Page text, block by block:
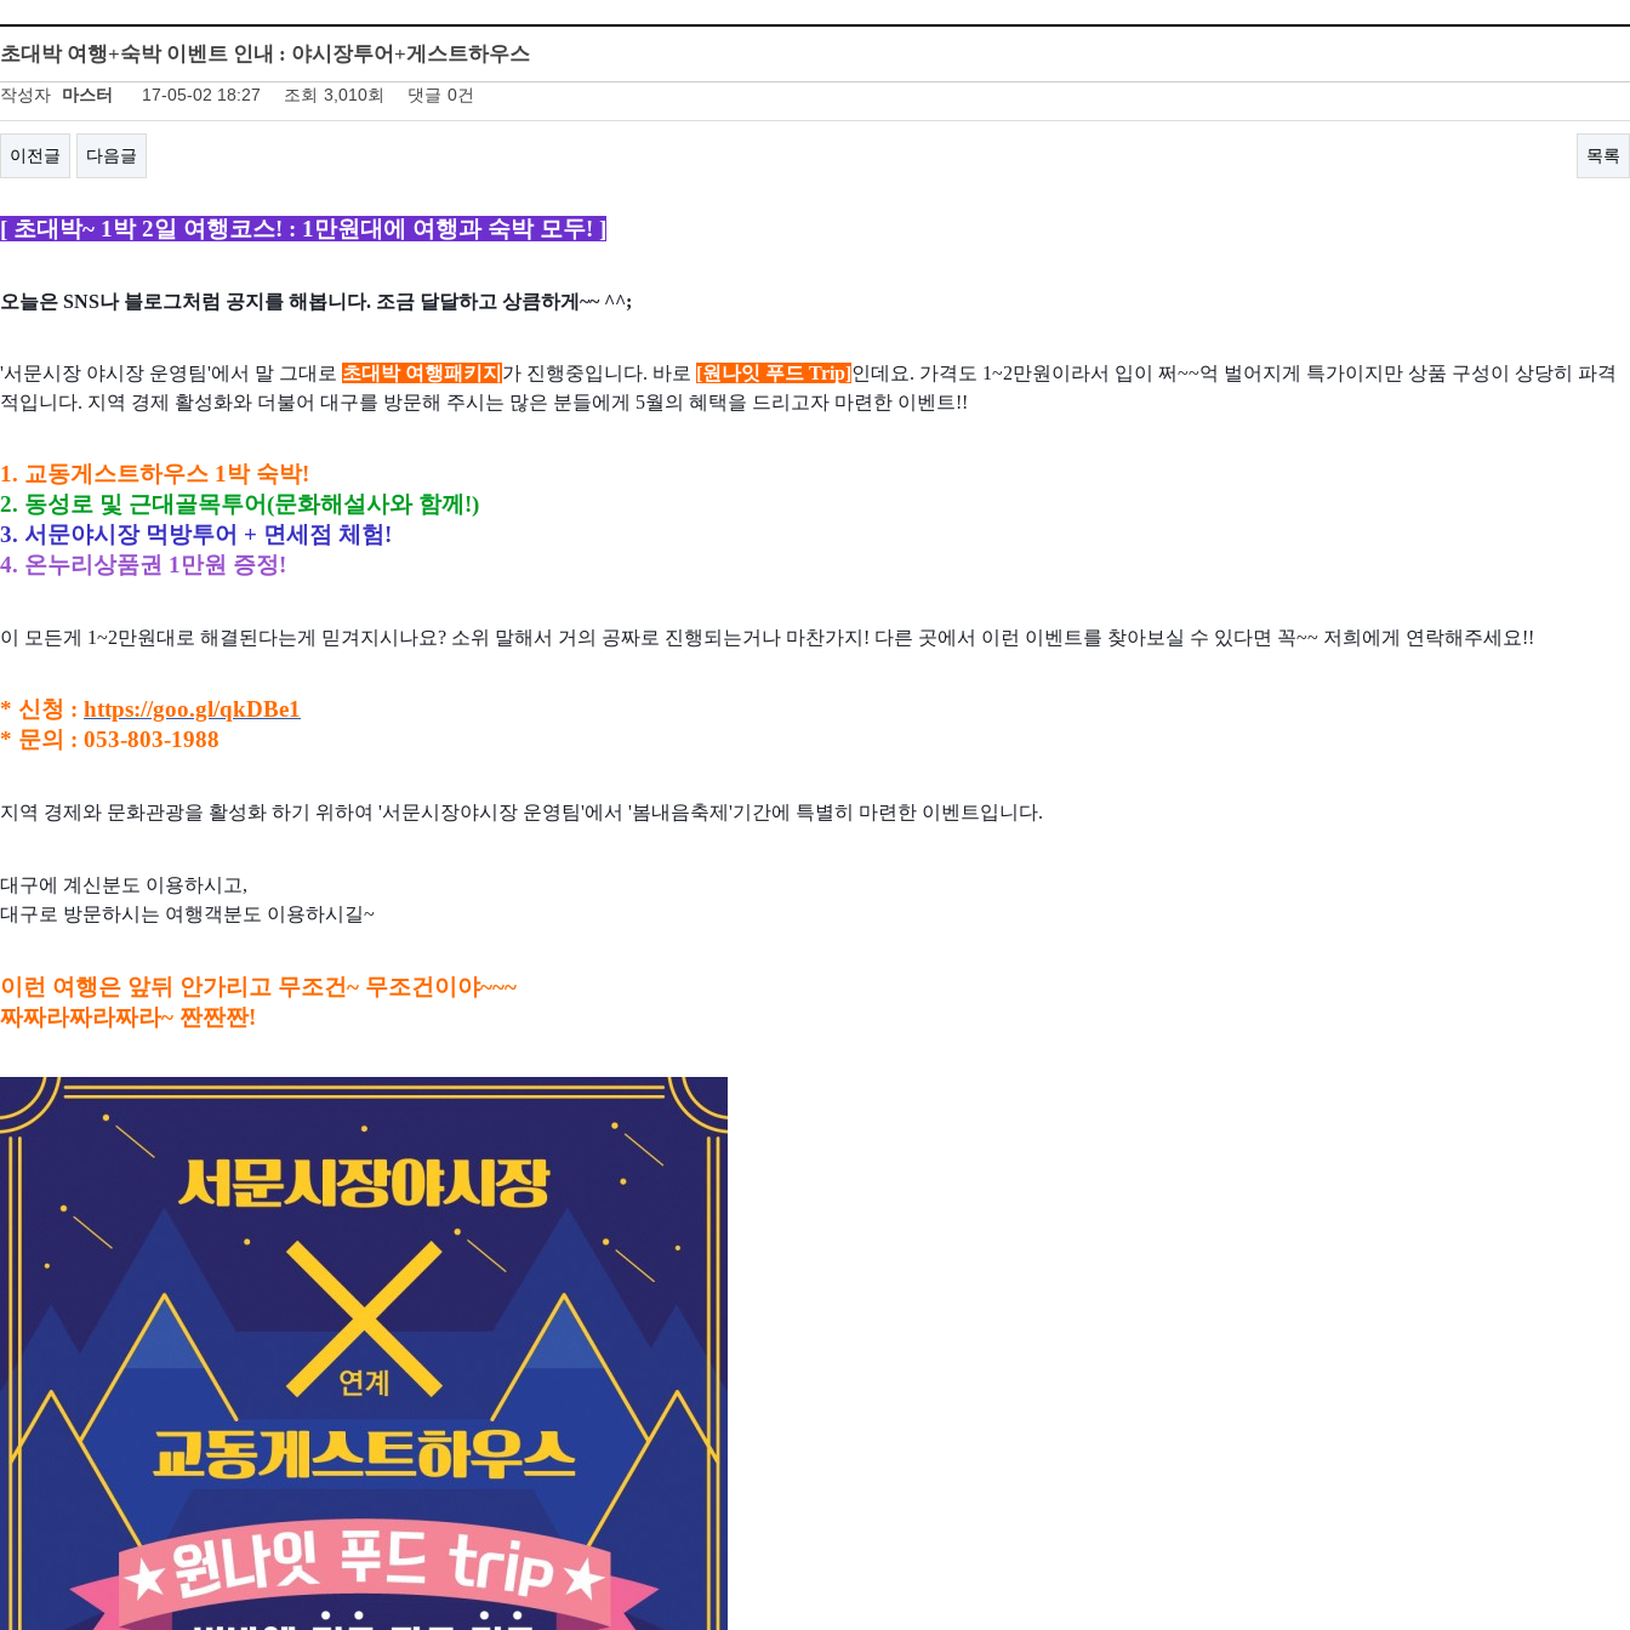
초대박 여행+숙박 이벤트 인내 : 야시장투어+게스트하우스
작성자 마스터 17-05-02 18:27 조회 3,010회 댓글 0건
이전글 다음글 목록
[ 초대박~ 1박 2일 여행코스! : 1만원대에 여행과 숙박 모두! ]
오늘은 SNS나 블로그처럼 공지를 해봅니다. 조금 달달하고 상큼하게~~ ^^;
'서문시장 야시장 운영팀'에서 말 그대로 초대박 여행패키지 가 진행중입니다. 바로 [원나잇 푸드 Trip]인데요. 가격도 1~2만원이라서 입이 쩌~~억 벌어지게 특가이지만 상품 구성이 상당히 파격
적입니다. 지역 경제 활성화와 더불어 대구를 방문해 주시는 많은 분들에게 5월의 혜택을 드리고자 마련한 이벤트!!
1. 교동게스트하우스 1박 숙박!
2. 동성로 및 근대골목투어(문화해설사와 함께!)
3. 서문야시장 먹방투어 + 면세점 체험!
4. 온누리상품권 1만원 증정!
이 모든게 1~2만원대로 해결된다는게 믿겨지시나요? 소위 말해서 거의 공짜로 진행되는거나 마찬가지! 다른 곳에서 이런 이벤트를 찾아보실 수 있다면 꼭~~ 저희에게 연락해주세요!!
* 신청 : https://goo.gl/qkDBe1
* 문의 : 053-803-1988
지역 경제와 문화관광을 활성화 하기 위하여 '서문시장야시장 운영팀'에서 '봄내음축제'기간에 특별히 마련한 이벤트입니다.
대구에 계신분도 이용하시고,
대구로 방문하시는 여행객분도 이용하시길~
이런 여행은 앞뒤 안가리고 무조건~ 무조건이야~~~
짜짜라짜라짜라~ 짠짠짠!